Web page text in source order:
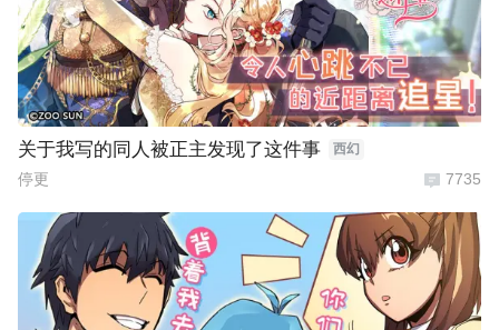
关于我写的同人被正主发现了这件事 西幻
停更 7735